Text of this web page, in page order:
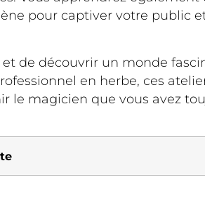
pour captiver votre public
et de découvrir un monde
en herbe, ces
le magicien que vous avez